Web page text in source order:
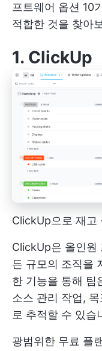
프트웨어 옵션 10
적합한 것을 찾아
1. ClickUp
ClickUp으로 재고
ClickUp은 올인원
든 규모의 조직을
한 기능을 통해 팀
소스 관리 작업,
로 추적할 수 있습
광범위한 무료 플